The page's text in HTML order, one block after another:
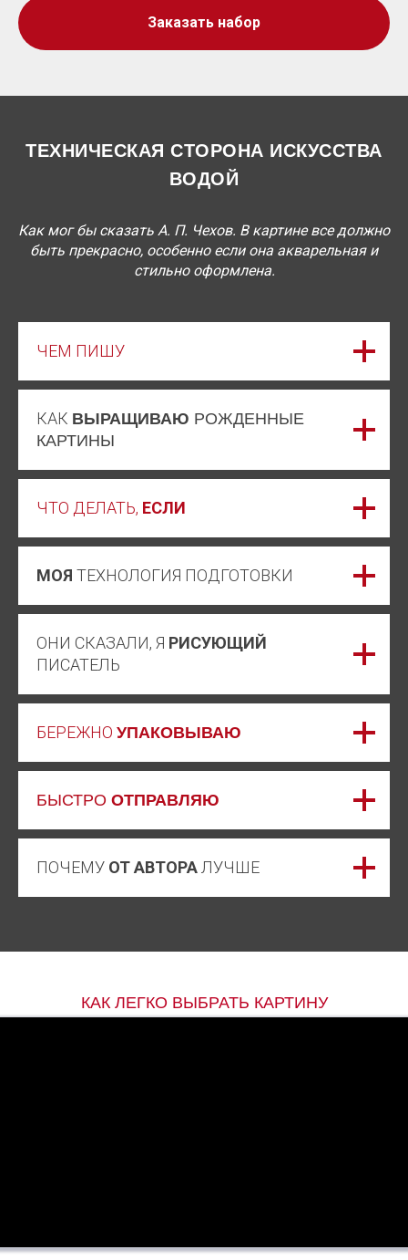
Заказать набор
ТЕХНИЧЕСКАЯ СТОРОНА ИСКУССТВА
ВОДОЙ
Как мог бы сказать А. П. Чехов. В картине все должно
быть прекрасно, особенно если она акварельная и
стильно оформлена.
ЧЕМ ПИШУ
КАК ВЫРАЩИВАЮ РОЖДЕННЫЕ
КАРТИНЫ
ЧТО ДЕЛАТЬ, ЕСЛИ
МОЯ ТЕХНОЛОГИЯ ПОДГОТОВКИ
ОНИ СКАЗАЛИ, Я РИСУЮЩИЙ
ПИСАТЕЛЬ
БЕРЕЖНО УПАКОВЫВАЮ
БЫСТРО ОТПРАВЛЯЮ
ПОЧЕМУ ОТ АВТОРА ЛУЧШЕ
КАК ЛЕГКО ВЫБРАТЬ КАРТИНУ